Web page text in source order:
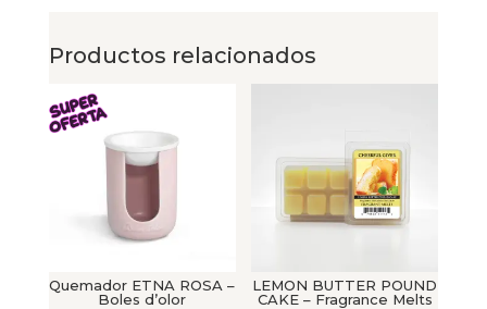
Productos relacionados
Quemador ETNA ROSA –
Boles d’olor
LEMON BUTTER POUND
CAKE – Fragrance Melts